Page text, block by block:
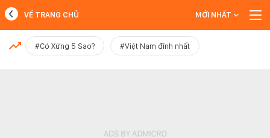
MỚI NHẤT
VỀ TRANG CHỦ MỚI NHẤT
#Có Xứng 5 Sao? #Việt Nam đỉnh nhất